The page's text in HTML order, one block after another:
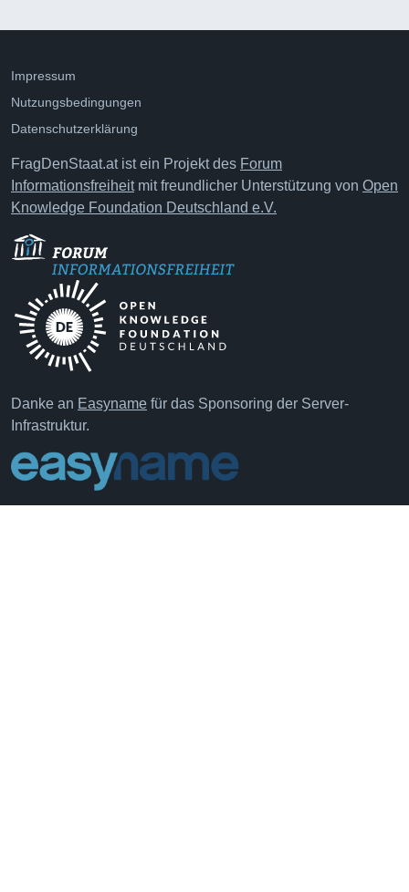
Impressum
Nutzungsbedingungen
Datenschutzerklärung
FragDenStaat.at ist ein Projekt des Forum
Informationsfreiheitmit freundlicher Unterstützung von Open
Knowledge Foundation Deutschland e.V.
Danke an Easyname für das Sponsoring der Server-
Infrastruktur.